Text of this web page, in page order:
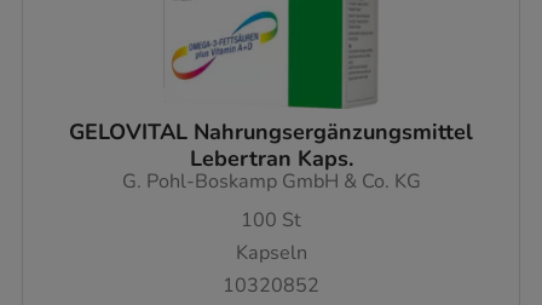
GELOVITAL Nahrungsergänzungsmittel
Lebertran Kaps.
G. Pohl-Boskamp GmbH & Co. KG
100 St
Kapseln
10320852